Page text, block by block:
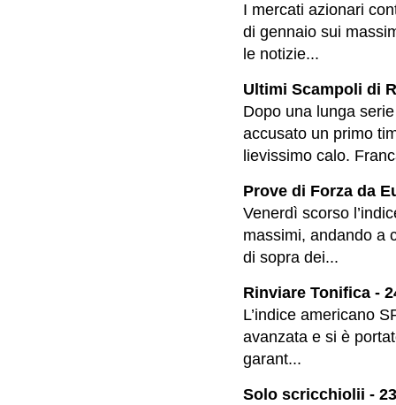
I mercati azionari
di gennaio sui
le notizie...
Ultimi Scampoli di
Dopo una lunga
accusato un primo
lievissimo calo.
Prove di Forza da
Venerdì scorso
massimi, andando a
di sopra dei...
Rinviare Tonifica -
L’indice americano
avanzata e si è
garant...
Solo scricchiolii -